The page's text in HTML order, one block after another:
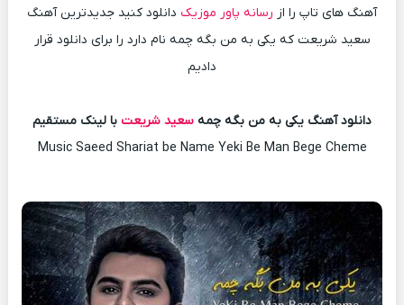
آهنگ های تاپ را از رسانه پاور موزیک دانلود کنید جدیدترین آهنگ
سعید شریعت که یکی به من بگه چمه نام دارد را برای دانلود قرار
دادیم
دانلود آهنگ یکی به من بگه چمه سعید شریعت با لینک مستقیم
Music Saeed Shariat be Name Yeki Be Man Bege Cheme